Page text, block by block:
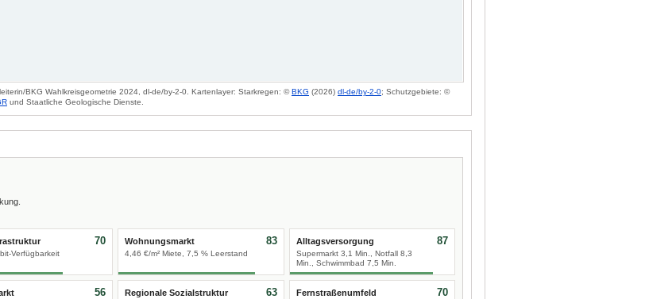
BKG Wahlkreisgeometrie 2024, dl-de/by-2-0. Kartenlayer: Starkregen: ©BKG (2026) dl-de/by-2-0; Schutzgebiete: ©
und Staatliche Geologische Dienste.
Verfügbarkeit
70 Wohnungsmarkt
4,46 €/m² Miete, 7,5 % Leerstand
83 Alltagsversorgung
Supermarkt 3,1 Min., Notfall 8,3
Min., Schwimmbad 7,5 Min.
87
56 Regionale Sozialstruktur 63 Fernstraßenumfeld 70